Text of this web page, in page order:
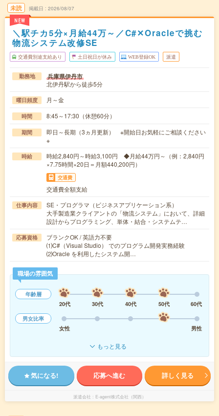
未読
NEW
掲載日 2026/08/07
＼駅チカ5分×月給44万～／C#✕Oracleで挑む
物流システム改修SE
交通費別途支給あり 土日祝日が休み WEB登録OK 派遣
勤務地 兵庫県伊丹市
北伊丹駅から徒歩5分
曜日頻度 月～金
時間 8:45～17:30（休憩60分）
期間
即日～長期（3ヵ月更新） ※開始日お気軽にご相談ください
※
時給
時給2,840円～時給3,100円 ◆月給44万円～（例：2,840円
×7.75時間×20日＝月額440,200円）
交通費
交通費全額支給
仕事内容
SE・プログラマ（ビジネスアプリケーション系）
大手製造業クライアントの「物流システム」において、詳細
設計からプログラミング、単体・結合・システムテ…
応募資格
ブランクOK / 英語力不要
⑴C#（Visual Studio） でのプログラム開発実務経験
⑵Oracle を利用したシステム開…
職場の雰囲気
年齢層
20代
30代 40代 50代
60代
男女比率
女性
男性
もっと見る
気になる! 応募へ進む 詳しく見る
派遣会社 E-agent株式会社（関西）